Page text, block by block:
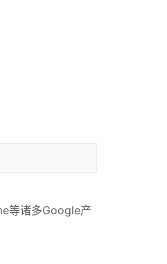
等诸多Google产